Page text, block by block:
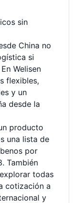
sin
China no
si
Welisen
flexibles,
y un
desde la
producto
una lista de
por
También
todas
cotización a
y